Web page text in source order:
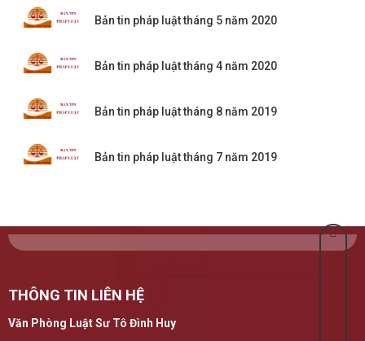
Bản tin pháp luật tháng 5 năm 2020
Bản tin pháp luật tháng 4 năm 2020
Bản tin pháp luật tháng 8 năm 2019
Bản tin pháp luật tháng 7 năm 2019
THÔNG TIN LIÊN HỆ
Văn Phòng Luật Sư Tô Đình Huy